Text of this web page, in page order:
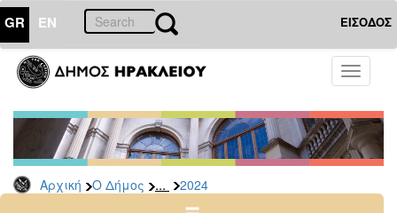
GR EN ΕΙΣΟΔΟΣ
Toggle
Αρχική Ο Δήμος ... 2024
ΔΗΜΟΣ
Δελτία
Τύπου
Αρχείο
2026